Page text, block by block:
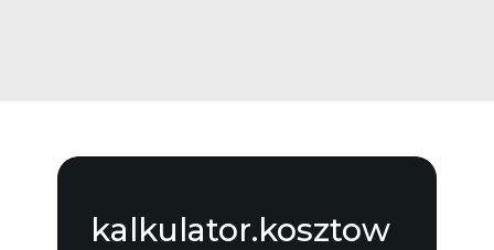
kalkulator.kosztow